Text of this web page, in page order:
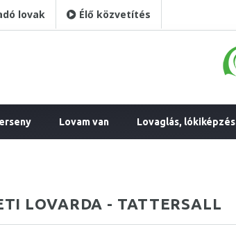
lovak Élő közvetítés
Lovam van Lovaglás, lókiképzés
LOVARDA - TATTERSALL